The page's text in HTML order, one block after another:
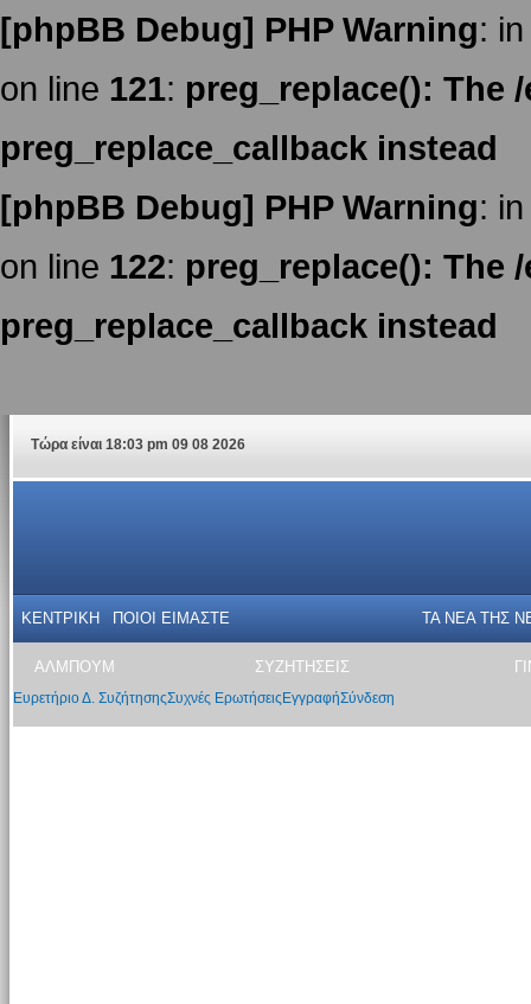
[phpBB Debug] PHP Warning:
on line 121: preg_replace(): The
preg_replace_callback instead
[phpBB Debug] PHP Warning:
on line 122: preg_replace(): The
preg_replace_callback instead
Τώρα είναι 18:03 pm 09 08 2026
ΚΕΝΤΡΙΚΗ ΠΟΙΟΙ ΕΙΜΑΣΤΕ ΤΑ ΝΕΑ THΣ
ΑΛΜΠΟΥΜ ΣΥΖΗΤΗΣΕΙΣ
Ευρετήριο Δ. ΣυζήτησηςΣυχνές Ερωτήσεις ΕγγραφήΣύνδεση